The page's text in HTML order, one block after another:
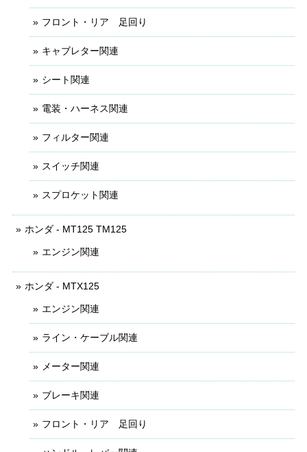
フロント・リア 足回り
キャブレター関連
シート関連
電装・ハーネス関連
フィルター関連
スイッチ関連
スプロケット関連
ホンダ - MT125 TM125
エンジン関連
ホンダ - MTX125
エンジン関連
ライン・ケーブル関連
メーター関連
ブレーキ関連
フロント・リア 足回り